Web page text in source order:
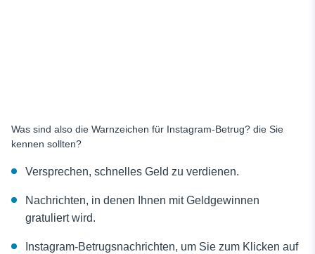
Was sind also die Warnzeichen für Instagram-Betrug? die Sie
kennen sollten?
Versprechen, schnelles Geld zu verdienen.
Nachrichten, in denen Ihnen mit Geldgewinnen
gratuliert wird.
Instagram-Betrugsnachrichten, um Sie zum Klicken auf